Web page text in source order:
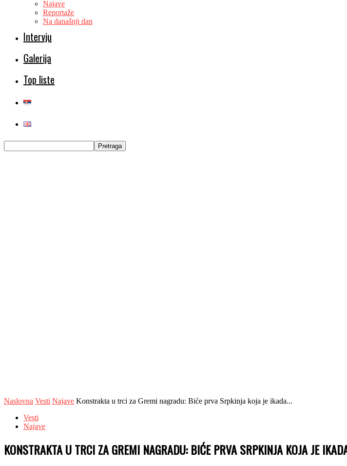
Najave
Reportaže
Na današnji dan
Intervju
Galerija
Top liste
Naslovna Vesti Najave Konstrakta u trci za Gremi nagradu: Biće prva Srpkinja koja je ikada...
Vesti
Najave
KONSTRAKTA U TRCI ZA GREMI NAGRADU: BIĆE PRVA SRPKINJA KOJA JE